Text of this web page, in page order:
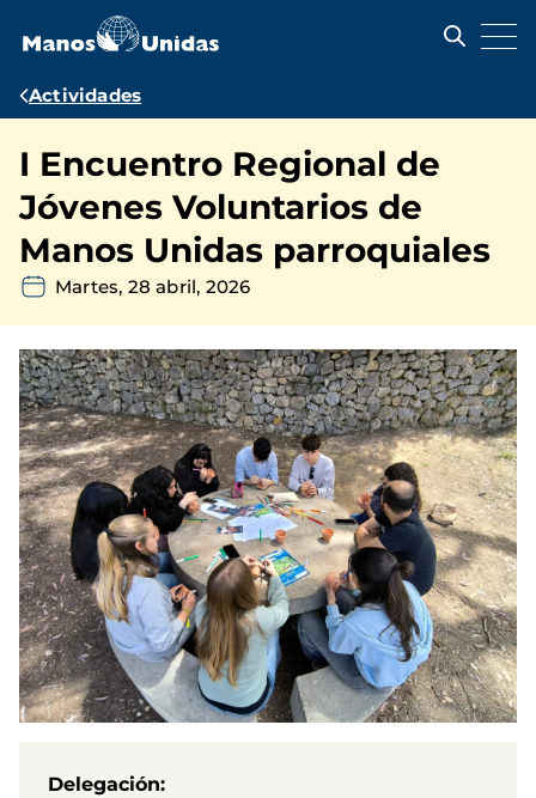
contenido
Ruta
navegación
Actividades
I Encuentro Regional de
Jóvenes Voluntarios de
Manos Unidas parroquiales
Martes, 28 abril, 2026
Delegación